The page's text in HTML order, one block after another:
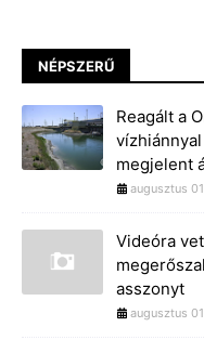
NÉPSZERŰ
Reagált a
megjelent
augusztus
Videóra
asszonyt
augusztus